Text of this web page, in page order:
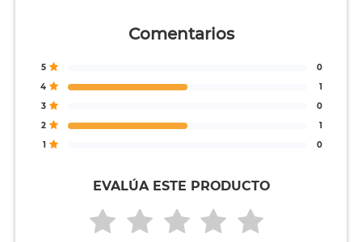
Comentarios
5
0
4
1
3
0
2
1
1
0
EVALÚA ESTE PRODUCTO